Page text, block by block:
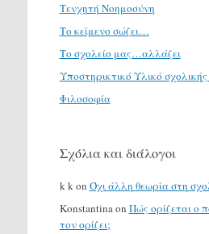
Τενχητή Νοημοσύνη
Το κείμενο σώζει…
Το σχολείο μας…αλλάζει
Υποστηρικτικό Υλικό
Φιλοσοφία
Σχόλια και διάλογοι
k kon Όχι άλλη θεωρία στη
Konstantinaon Πώς ορίζεται ο
τον ορίζει;